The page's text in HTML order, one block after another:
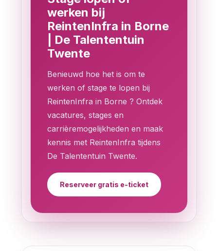
werken bij
ReintenInfra in Borne
| De Talententuin
Twente
Benieuwd hoe het is om te
werken of stage te lopen bij
ReintenInfra in Borne ? Ontdek
vacatures, stages en
carrièremogelijkheden en maak
kennis met ReintenInfra tijdens
De Talententuin Twente.
Reserveer gratis e-ticket